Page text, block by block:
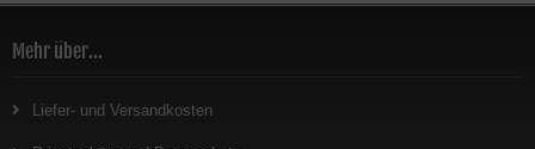
Mehr über...
Liefer- und Versandkosten